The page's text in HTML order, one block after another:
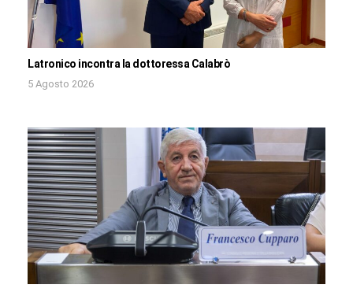
Latronico incontra la dottoressa Calabrò
5 Agosto 2026